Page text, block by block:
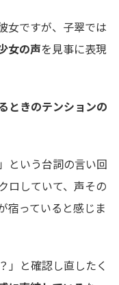
女ですが、子翠では
女の声を見事に表現
ときのテンションの
という台詞の言い回
ロしていて、声その
宿っていると感じま
」と確認し直したく